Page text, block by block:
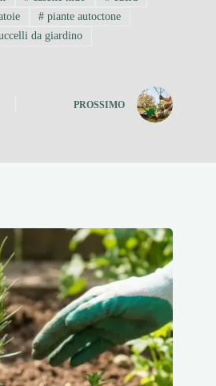
# piante autoctone
da giardino
PROSSIMO